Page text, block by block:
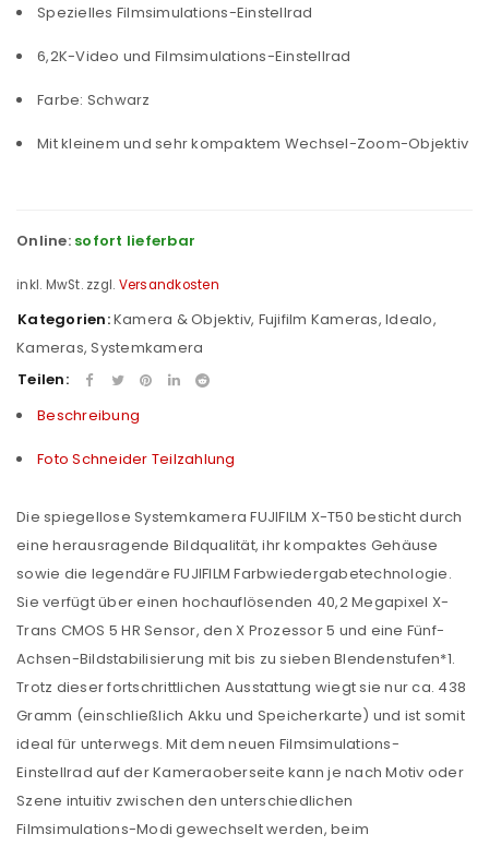
Spezielles Filmsimulations-Einstellrad
6,2K-Video und Filmsimulations-Einstellrad
Farbe: Schwarz
Mit kleinem und sehr kompaktem Wechsel-Zoom-Objektiv
Online: sofort lieferbar
inkl. MwSt. zzgl. Versandkosten
Kategorien:Kamera & Objektiv, Fujifilm Kameras, Idealo,
Kameras,Systemkamera
Teilen:
Beschreibung
Foto Schneider Teilzahlung
Die spiegellose Systemkamera FUJIFILM X-T50 besticht durch
eine herausragende Bildqualität, ihr kompaktes Gehäuse
sowie die legendäre FUJIFILM Farbwiedergabetechnologie.
Sie verfügt über einen hochauflösenden 40,2 Megapixel X-
Trans CMOS 5 HR Sensor, den X Prozessor 5 und eine Fünf-
Achsen-Bildstabilisierung mit bis zu sieben Blendenstufen*1.
Trotz dieser fortschrittlichen Ausstattung wiegt sie nur ca. 438
Gramm (einschließlich Akku und Speicherkarte) und ist somit
ideal für unterwegs. Mit dem neuen Filmsimulations-
Einstellrad auf der Kameraoberseite kann je nach Motiv oder
Szene intuitiv zwischen den unterschiedlichen
Filmsimulations-Modi gewechselt werden, beim